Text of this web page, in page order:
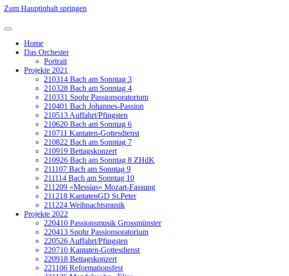
Zum Hauptinhalt springen
Home
Das Orchester
Portrait
Projekte 2021
210314 Bach am Sonntag 3
210328 Bach am Sonntag 4
210331 Spohr Passionsoratorium
210401 Bach Johannes-Passion
210513 Auffahrt/Pfingsten
210620 Bach am Sonntag 6
210711 Kantaten-Gottesdienst
210822 Bach am Sonntag 7
210919 Bettagskonzert
210926 Bach am Sonntag 8 ZHdK
211107 Bach am Sonntag 9
211114 Bach am Sonntag 10
211209 «Messias» Mozart-Fassung
211218 KantatenGD St.Peter
211224 Weihnachtsmusik
Projekte 2022
220410 Passionsmusik Grossmünster
220413 Spohr Passionsoratorium
220526 Auffahrt/Pfingsten
220710 Kantaten-Gottesdienst
220918 Bettagskonzert
221106 Reformationsfest